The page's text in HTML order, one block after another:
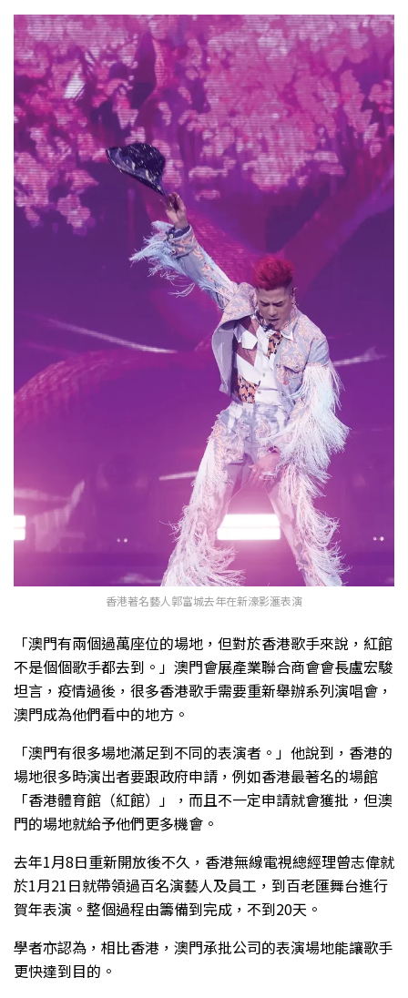
香港著名藝人郭富城去年在新濠影滙表演
「澳門有兩個過萬座位的場地，但對於香港歌手來說，紅館
不是個個歌手都去到。」澳門會展產業聯合商會會長盧宏駿
坦言，疫情過後，很多香港歌手需要重新舉辦系列演唱會，
澳門成為他們看中的地方。
「澳門有很多場地滿足到不同的表演者。」他說到，香港的
場地很多時演出者要跟政府申請，例如香港最著名的場館
「香港體育館（紅館）」，而且不一定申請就會獲批，但澳
門的場地就給予他們更多機會。
去年1月8日重新開放後不久，香港無線電視總經理曾志偉就
於1月21日就帶領過百名演藝人及員工，到百老匯舞台進行
賀年表演。整個過程由籌備到完成，不到20天。
學者亦認為，相比香港，澳門承批公司的表演場地能讓歌手
更快達到目的。